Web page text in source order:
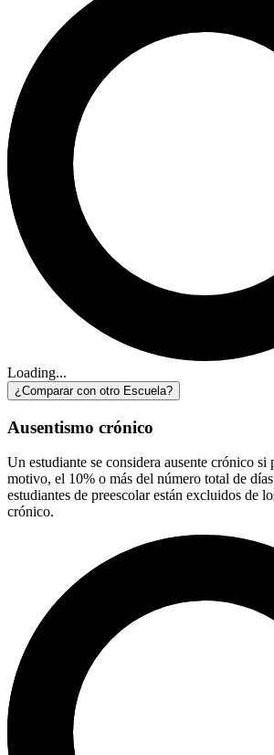
Loading...
¿Comparar con otro Escuela?
Ausentismo crónico
Un estudiante se considera ausente crónico
motivo, el 10% o más del número total de
estudiantes de preescolar están excluidos de
crónico.